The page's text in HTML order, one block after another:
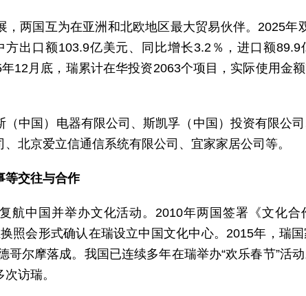
，两国互为在亚洲和北欧地区最大贸易伙伴。2025年
出口额103.9亿美元、同比增长3.2％，进口额89.9
12月底，瑞累计在华投资2063个项目，实际使用金
（中国）电器有限公司、斯凯孚（中国）投资有限公
北京爱立信通信系统有限公司、宜家家居公司等。
等交往与合作
航中国并举办文化活动。2010年两国签署《文化合
照会形式确认在瑞设立中国文化中心。2015年，瑞
哥尔摩落成。我国已连续多年在瑞举办“欢乐春节”活
访瑞。